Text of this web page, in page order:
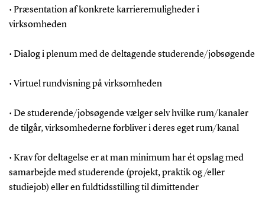
• Præsentation af konkrete karrieremuligheder i
virksomheden
• Dialog i plenum med de deltagende studerende/jobsøgende
• Virtuel rundvisning på virksomheden
• De studerende/jobsøgende vælger selv hvilke rum/kanaler
de tilgår, virksomhederne forbliver i deres eget rum/kanal
• Krav for deltagelse er at man minimum har ét opslag med
samarbejde med studerende (projekt, praktik og /eller
studiejob) eller en fuldtidsstilling til dimittender